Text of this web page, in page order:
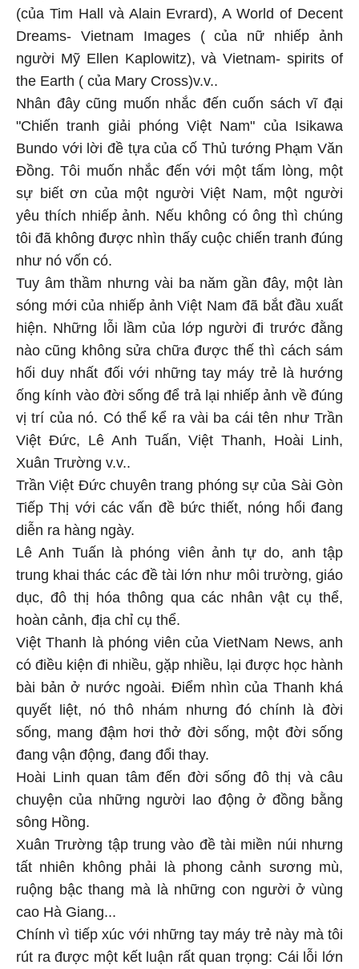
(của Tim Hall và Alain Evrard), A World of Decent
Dreams- Vietnam Images ( của nữ nhiếp ảnh
người Mỹ Ellen Kaplowitz), và Vietnam- spirits of
the Earth ( của Mary Cross)v.v..
Nhân đây cũng muốn nhắc đến cuốn sách vĩ đại
"Chiến tranh giải phóng Việt Nam" của Isikawa
Bundo với lời đề tựa của cố Thủ tướng Phạm Văn
Đồng. Tôi muốn nhắc đến với một tấm lòng, một
sự biết ơn của một người Việt Nam, một người
yêu thích nhiếp ảnh. Nếu không có ông thì chúng
tôi đã không được nhìn thấy cuộc chiến tranh đúng
như nó vốn có.
Tuy âm thầm nhưng vài ba năm gần đây, một làn
sóng mới của nhiếp ảnh Việt Nam đã bắt đầu xuất
hiện. Những lỗi lầm của lớp người đi trước đằng
nào cũng không sửa chữa được thế thì cách sám
hối duy nhất đối với những tay máy trẻ là hướng
ống kính vào đời sống để trả lại nhiếp ảnh về đúng
vị trí của nó. Có thể kể ra vài ba cái tên như Trần
Việt Đức, Lê Anh Tuấn, Việt Thanh, Hoài Linh,
Xuân Trường v.v..
Trần Việt Đức chuyên trang phóng sự của Sài Gòn
Tiếp Thị với các vấn đề bức thiết, nóng hổi đang
diễn ra hàng ngày.
Lê Anh Tuấn là phóng viên ảnh tự do, anh tập
trung khai thác các đề tài lớn như môi trường, giáo
dục, đô thị hóa thông qua các nhân vật cụ thể,
hoàn cảnh, địa chỉ cụ thể.
Việt Thanh là phóng viên của VietNam News, anh
có điều kiện đi nhiều, gặp nhiều, lại được học hành
bài bản ở nước ngoài. Điểm nhìn của Thanh khá
quyết liệt, nó thô nhám nhưng đó chính là đời
sống, mang đậm hơi thở đời sống, một đời sống
đang vận động, đang đổi thay.
Hoài Linh quan tâm đến đời sống đô thị và câu
chuyện của những người lao động ở đồng bằng
sông Hồng.
Xuân Trường tập trung vào đề tài miền núi nhưng
tất nhiên không phải là phong cảnh sương mù,
ruộng bậc thang mà là những con người ở vùng
cao Hà Giang...
Chính vì tiếp xúc với những tay máy trẻ này mà tôi
rút ra được một kết luận rất quan trọng: Cái lỗi lớn